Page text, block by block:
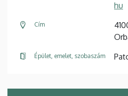
hu
Cím
Épület, emelet, szobaszám